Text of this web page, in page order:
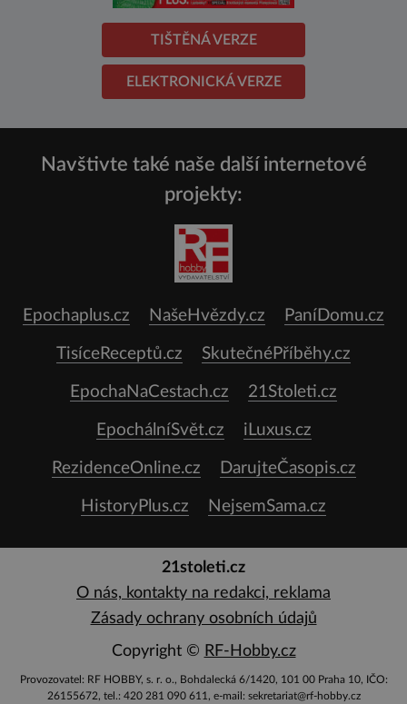
TIŠTĚNÁ VERZE
ELEKTRONICKÁ VERZE
Navštivte také naše další internetové
projekty:
Epochaplus.cz NašeHvězdy.cz PaníDomu.cz
TisíceReceptů.cz SkutečnéPříběhy.cz
EpochaNaCestach.cz 21Stoleti.cz
EpochálníSvět.cz iLuxus.cz
RezidenceOnline.cz DarujteČasopis.cz
HistoryPlus.cz NejsemSama.cz
21stoleti.cz
O nás, kontakty na redakci, reklama
Zásady ochrany osobních údajů
Copyright © RF-Hobby.cz
Provozovatel: RF HOBBY, s. r. o., Bohdalecká 6/1420, 101 00 Praha 10, IČO:
26155672, tel.: 420 281 090 611, e-mail: sekretariat@rf-hobby.cz